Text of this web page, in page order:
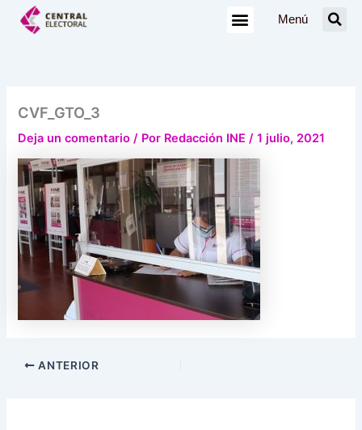
Menú
CVF_GTO_3
Deja un comentario / Por Redacción INE/1 julio, 2021
ANTERIOR